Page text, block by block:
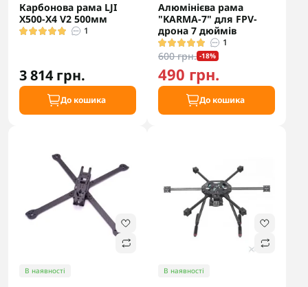
Карбонова рама LJI
X500-X4 V2 500мм
1
3 814 грн.
До кошика
Алюмінієва рама
"KARMA-7" для FPV-
дрона 7 дюймів
1
600 грн. -18%
490 грн.
До кошика
В наявності В наявності